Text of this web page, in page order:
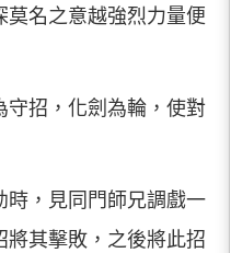
莫名之意越強烈力量便
招，化劍為輪，使對
，見同門師兄調戲一
將其擊敗，之後將此招